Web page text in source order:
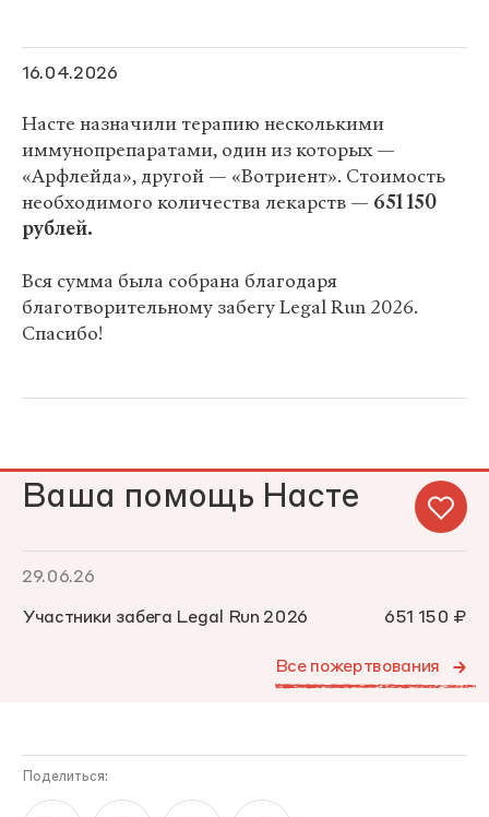
16.04.2026
Насте назначили терапию несколькими
иммунопрепаратами, один из которых —
«Арфлейда», другой — «Вотриент». Стоимость
необходимого количества лекарств — 651 150
рублей.
Вся сумма была собрана благодаря
благотворительному забегу Legal Run 2026.
Спасибо!
Ваша помощь Насте
29.06.26
Участники забега Legal Run 2026 651 150 ₽
Все пожертвования
Поделиться: